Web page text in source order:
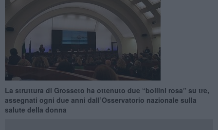
La struttura di Grosseto ha ottenuto due “bollini rosa” su tre,
assegnati ogni due anni dall’Osservatorio nazionale sulla
salute della donna